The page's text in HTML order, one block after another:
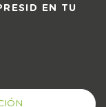
EN TU